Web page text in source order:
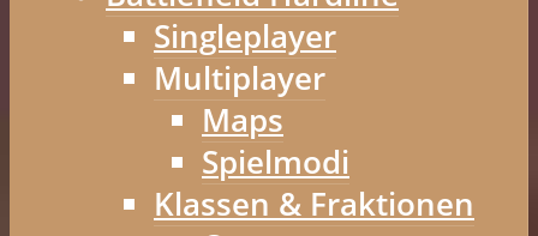
Singleplayer
Multiplayer
Maps
Spielmodi
Klassen & Fraktionen